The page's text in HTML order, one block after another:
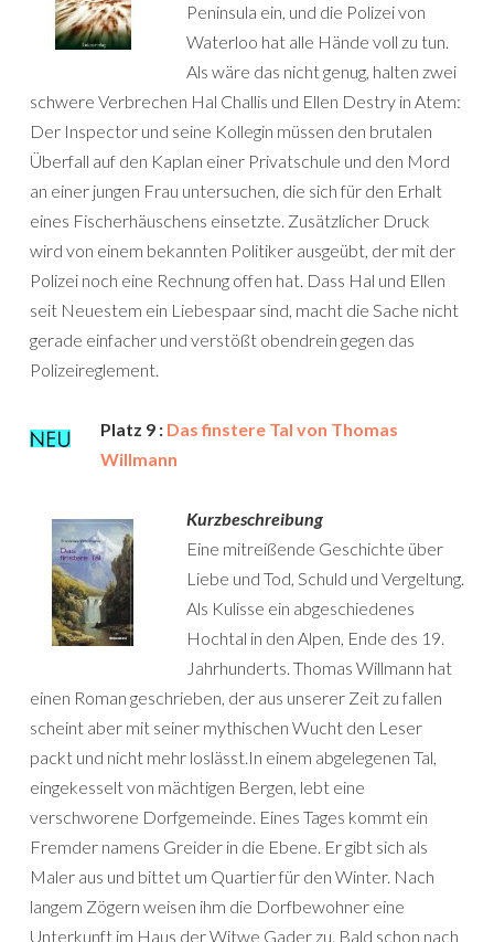
Peninsula ein, und die Polizei von
Waterloo hat alle Hände voll zu tun.
Als wäre das nicht genug, halten zwei
schwere Verbrechen Hal Challis und Ellen Destry in Atem:
Der Inspector und seine Kollegin müssen den brutalen
Überfall auf den Kaplan einer Privatschule und den Mord
an einer jungen Frau untersuchen, die sich für den Erhalt
eines Fischerhäuschens einsetzte. Zusätzlicher Druck
wird von einem bekannten Politiker ausgeübt, der mit der
Polizei noch eine Rechnung offen hat. Dass Hal und Ellen
seit Neuestem ein Liebespaar sind, macht die Sache nicht
gerade einfacher und verstößt obendrein gegen das
Polizeireglement.
Platz 9 : Das finstere Tal von Thomas
Willmann
Kurzbeschreibung
Eine mitreißende Geschichte über
Liebe und Tod, Schuld und Vergeltung.
Als Kulisse ein abgeschiedenes
Hochtal in den Alpen, Ende des 19.
Jahrhunderts. Thomas Willmann hat
einen Roman geschrieben, der aus unserer Zeit zu fallen
scheint aber mit seiner mythischen Wucht den Leser
packt und nicht mehr loslässt.In einem abgelegenen Tal,
eingekesselt von mächtigen Bergen, lebt eine
verschworene Dorfgemeinde. Eines Tages kommt ein
Fremder namens Greider in die Ebene. Er gibt sich als
Maler aus und bittet um Quartier für den Winter. Nach
langem Zögern weisen ihm die Dorfbewohner eine
Unterkunft im Haus der Witwe Gader zu. Bald schon nach